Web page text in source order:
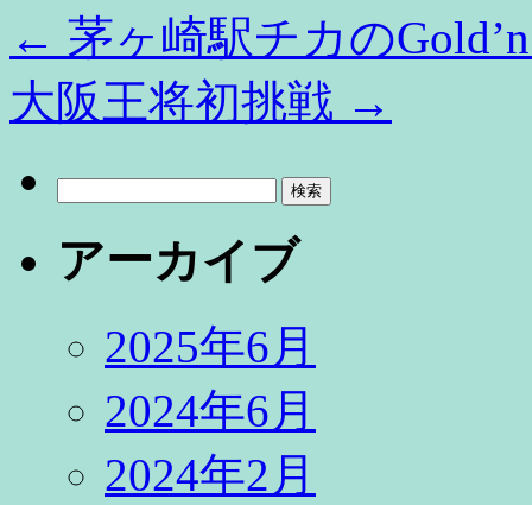
← 茅ヶ崎駅チカの
大阪王将初挑戦 →
アーカイブ
2025年6月
2024年6月
2024年2月